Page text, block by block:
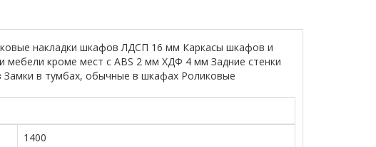
накладки шкафов ЛДСП 16 мм Каркасы шкафов и
кроме мест с ABS 2 мм ХДФ 4 мм Задние стенки
в тумбах, обычные в шкафах Роликовые
1400